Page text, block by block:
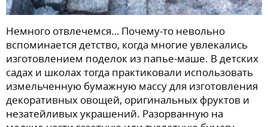
Немного отвлечемся… Почему-то невольно
вспоминается детство, когда многие увлекались
изготовлением поделок из папье-маше. В детских
садах и школах тогда практиковали использовать
измельченную бумажную массу для изготовления
декоративных овощей, оригинальных фруктов и
незатейливых украшений. Разорванную на